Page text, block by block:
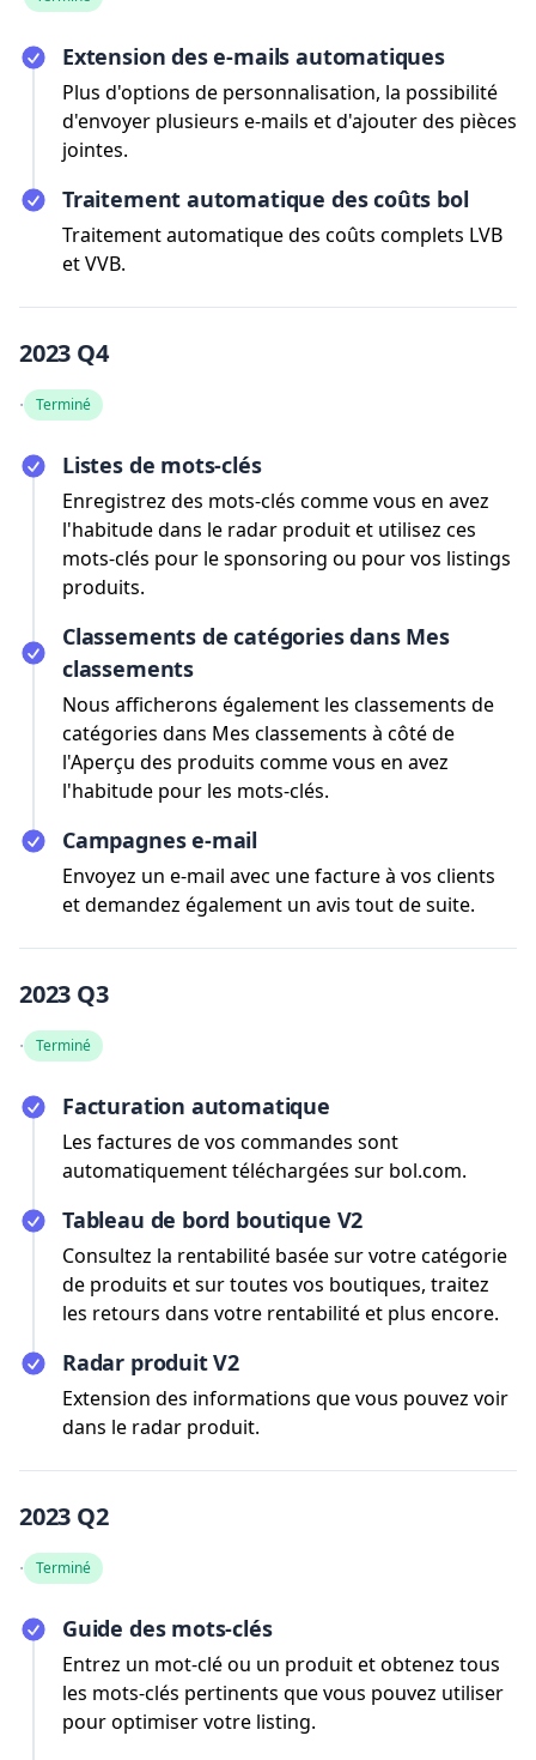
Extension des e-mails automatiques
Plus d'options de personnalisation, la possibilité
d'envoyer plusieurs e-mails et d'ajouter des pièces
jointes.
Traitement automatique des coûts bol
Traitement automatique des coûts complets LVB
et VVB.
2023 Q4
· Terminé
Listes de mots-clés
Enregistrez des mots-clés comme vous en avez
l'habitude dans le radar produit et utilisez ces
mots-clés pour le sponsoring ou pour vos listings
produits.
Classements de catégories dans Mes
classements
Nous afficherons également les classements de
catégories dans Mes classements à côté de
l'Aperçu des produits comme vous en avez
l'habitude pour les mots-clés.
Campagnes e-mail
Envoyez un e-mail avec une facture à vos clients
et demandez également un avis tout de suite.
2023 Q3
· Terminé
Facturation automatique
Les factures de vos commandes sont
automatiquement téléchargées sur bol.com.
Tableau de bord boutique V2
Consultez la rentabilité basée sur votre catégorie
de produits et sur toutes vos boutiques, traitez
les retours dans votre rentabilité et plus encore.
Radar produit V2
Extension des informations que vous pouvez voir
dans le radar produit.
2023 Q2
· Terminé
Guide des mots-clés
Entrez un mot-clé ou un produit et obtenez tous
les mots-clés pertinents que vous pouvez utiliser
pour optimiser votre listing.